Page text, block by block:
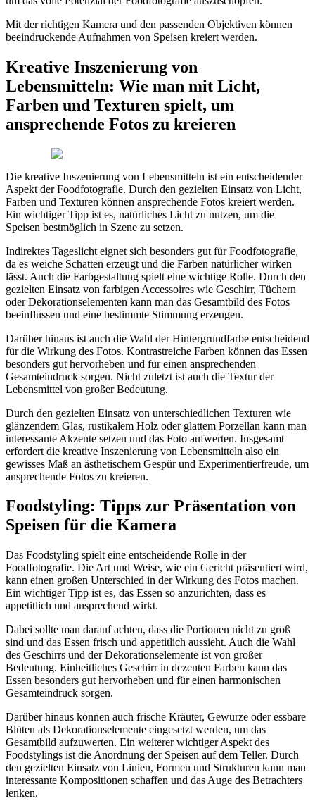
Mit der richtigen Kamera und den passenden Objektiven können
beeindruckende Aufnahmen von Speisen kreiert werden.
Kreative Inszenierung von
Lebensmitteln: Wie man mit Licht,
Farben und Texturen spielt, um
ansprechende Fotos zu kreieren
Die kreative Inszenierung von Lebensmitteln ist ein entscheidender
Aspekt der Foodfotografie. Durch den gezielten Einsatz von Licht,
Farben und Texturen können ansprechende Fotos kreiert werden.
Ein wichtiger Tipp ist es, natürliches Licht zu nutzen, um die
Speisen bestmöglich in Szene zu setzen.
Indirektes Tageslicht eignet sich besonders gut für Foodfotografie,
da es weiche Schatten erzeugt und die Farben natürlicher wirken
lässt. Auch die Farbgestaltung spielt eine wichtige Rolle. Durch den
gezielten Einsatz von farbigen Accessoires wie Geschirr, Tüchern
oder Dekorationselementen kann man das Gesamtbild des Fotos
beeinflussen und eine bestimmte Stimmung erzeugen.
Darüber hinaus ist auch die Wahl der Hintergrundfarbe entscheidend
für die Wirkung des Fotos. Kontrastreiche Farben können das Essen
besonders gut hervorheben und für einen ansprechenden
Gesamteindruck sorgen. Nicht zuletzt ist auch die Textur der
Lebensmittel von großer Bedeutung.
Durch den gezielten Einsatz von unterschiedlichen Texturen wie
glänzendem Glas, rustikalem Holz oder glattem Porzellan kann man
interessante Akzente setzen und das Foto aufwerten. Insgesamt
erfordert die kreative Inszenierung von Lebensmitteln also ein
gewisses Maß an ästhetischem Gespür und Experimentierfreude, um
ansprechende Fotos zu kreieren.
Foodstyling: Tipps zur Präsentation von
Speisen für die Kamera
Das Foodstyling spielt eine entscheidende Rolle in der
Foodfotografie. Die Art und Weise, wie ein Gericht präsentiert wird,
kann einen großen Unterschied in der Wirkung des Fotos machen.
Ein wichtiger Tipp ist es, das Essen so anzurichten, dass es
appetitlich und ansprechend wirkt.
Dabei sollte man darauf achten, dass die Portionen nicht zu groß
sind und das Essen frisch und appetitlich aussieht. Auch die Wahl
des Geschirrs und der Dekorationselemente ist von großer
Bedeutung. Einheitliches Geschirr in dezenten Farben kann das
Essen besonders gut hervorheben und für einen harmonischen
Gesamteindruck sorgen.
Darüber hinaus können auch frische Kräuter, Gewürze oder essbare
Blüten als Dekorationselemente eingesetzt werden, um das
Gesamtbild aufzuwerten. Ein weiterer wichtiger Aspekt des
Foodstylings ist die Anordnung der Speisen auf dem Teller. Durch
den gezielten Einsatz von Linien, Formen und Strukturen kann man
interessante Kompositionen schaffen und das Auge des Betrachters
lenken.